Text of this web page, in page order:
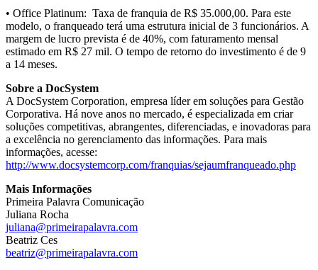
• Office Platinum: Taxa de franquia de R$ 35.000,00. Para este
modelo, o franqueado terá uma estrutura inicial de 3 funcionários. A
margem de lucro prevista é de 40%, com faturamento mensal
estimado em R$ 27 mil. O tempo de retorno do investimento é de 9
a 14 meses.
Sobre a DocSystem
A DocSystem Corporation, empresa líder em soluções para Gestão
Corporativa. Há nove anos no mercado, é especializada em criar
soluções competitivas, abrangentes, diferenciadas, e inovadoras para
a excelência no gerenciamento das informações. Para mais
informações, acesse:
http://www.docsystemcorp.com/franquias/sejaumfranqueado.php
Mais Informações
Primeira Palavra Comunicação
Juliana Rocha
juliana@primeirapalavra.com
Beatriz Ces
beatriz@primeirapalavra.com